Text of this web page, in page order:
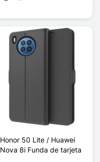
Honor 50 Lite / Huawei
Nova 8i Funda de tarjeta